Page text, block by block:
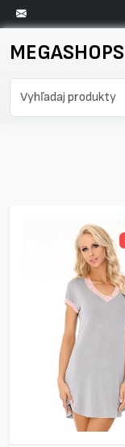
MEGASHOPS